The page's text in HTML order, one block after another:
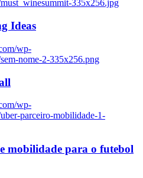
335x256.jpg
Ideas
wp-
nome-2-335x256.png
wp-
parceiro-mobilidade-1-
mobilidade para o futebol